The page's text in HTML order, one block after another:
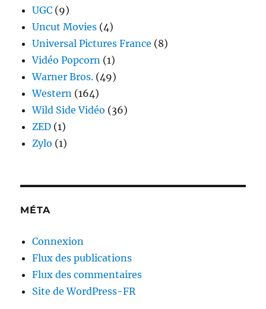
UGC (9)
Uncut Movies (4)
Universal Pictures France (8)
Vidéo Popcorn (1)
Warner Bros. (49)
Western (164)
Wild Side Vidéo (36)
ZED (1)
Zylo (1)
MÉTA
Connexion
Flux des publications
Flux des commentaires
Site de WordPress-FR